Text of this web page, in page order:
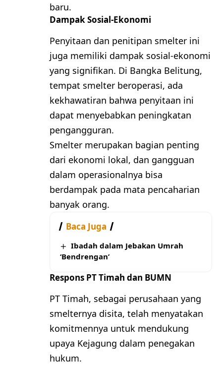
baru.
Dampak Sosial-Ekonomi
Penyitaan dan penitipan smelter ini
juga memiliki dampak sosial-ekonomi
yang signifikan. Di Bangka Belitung,
tempat smelter beroperasi, ada
kekhawatiran bahwa penyitaan ini
dapat menyebabkan peningkatan
pengangguran.
Smelter merupakan bagian penting
dari ekonomi lokal, dan gangguan
dalam operasionalnya bisa
berdampak pada mata pencaharian
banyak orang.
Baca Juga
Ibadah dalam Jebakan Umrah
‘Bendrengan’
Respons PT Timah dan BUMN
PT Timah, sebagai perusahaan yang
smelternya disita, telah menyatakan
komitmennya untuk mendukung
upaya Kejagung dalam penegakan
hukum.